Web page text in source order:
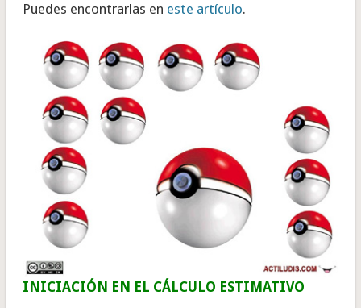
Puedes encontrarlas en este artículo.
INICIACIÓN EN EL CÁLCULO ESTIMATIVO